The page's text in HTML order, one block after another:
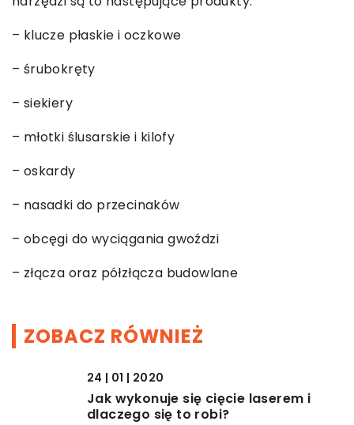
– klucze płaskie i oczkowe
– śrubokręty
– siekiery
– młotki ślusarskie i kilofy
– oskardy
– nasadki do przecinaków
– obcęgi do wyciągania gwoździ
– złącza oraz półzłącza budowlane
ZOBACZ RÓWNIEŻ
24 | 01 | 2020
Jak wykonuje się cięcie laserem i
dlaczego się to robi?